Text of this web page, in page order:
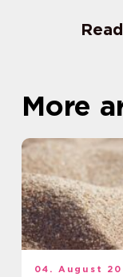
More
04. August